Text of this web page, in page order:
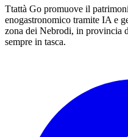
Ttattà Go promuove il
enogastronomico tramite IA e
zona dei Nebrodi, in provincia
sempre in tasca.